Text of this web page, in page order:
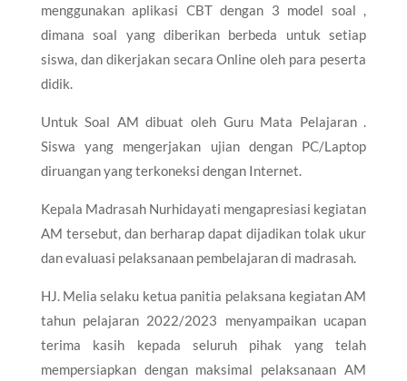
menggunakan aplikasi CBT dengan 3 model soal ,
dimana soal yang diberikan berbeda untuk setiap
siswa, dan dikerjakan secara Online oleh para peserta
didik.
Untuk Soal AM dibuat oleh Guru Mata Pelajaran .
Siswa yang mengerjakan ujian dengan PC/Laptop
diruangan yang terkoneksi dengan Internet.
Kepala Madrasah Nurhidayati mengapresiasi kegiatan
AM tersebut, dan berharap dapat dijadikan tolak ukur
dan evaluasi pelaksanaan pembelajaran di madrasah.
HJ. Melia selaku ketua panitia pelaksana kegiatan AM
tahun pelajaran 2022/2023 menyampaikan ucapan
terima kasih kepada seluruh pihak yang telah
mempersiapkan dengan maksimal pelaksanaan AM